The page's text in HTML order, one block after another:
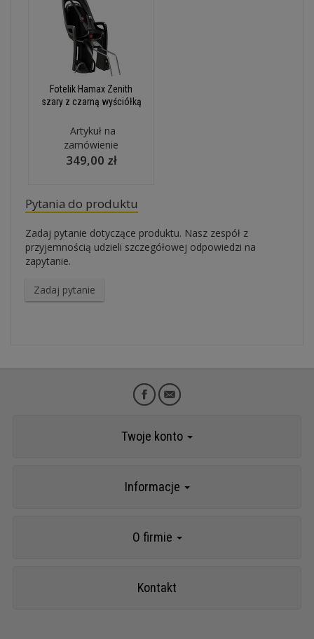
Fotelik Hamax Zenith
szary z czarną wyściółką
Artykuł na
zamówienie
349,00 zł
Pytania do produktu
Zadaj pytanie dotyczące produktu. Nasz zespół z
przyjemnością udzieli szczegółowej odpowiedzi na
zapytanie.
Zadaj pytanie
Twoje konto
Informacje
O firmie
Kontakt